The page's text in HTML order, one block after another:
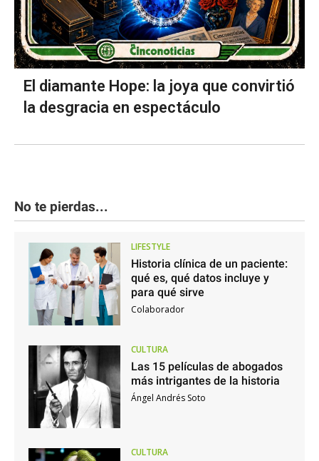
El diamante Hope: la joya que convirtió
la desgracia en espectáculo
No te pierdas...
LIFESTYLE
Historia clínica de un paciente:
qué es, qué datos incluye y
para qué sirve
Colaborador
CULTURA
Las 15 películas de abogados
más intrigantes de la historia
Ángel Andrés Soto
CULTURA